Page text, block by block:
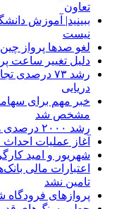
تعاون
ببینید| آموزش
نیست
لغو صدها پرواز
دلیل تغییر ساعت
رشد ۷۳
دریایی
خبر مهم برای
مشخص شد
رشد ۲۰۰۰ درصدی هماتیت‌گلد در بازار آنلاین طلای زینتی
آغاز عملیات
شهریور و امید
اعتبارات مالی
تامین نشد
پروازهای